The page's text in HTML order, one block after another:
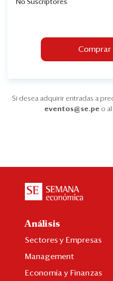
No Suscriptores
Comprar
Si desea adquirir entradas a
eventos@se.pe o
Análisis
Sectores y Empresas
Management
Economía y Finanzas